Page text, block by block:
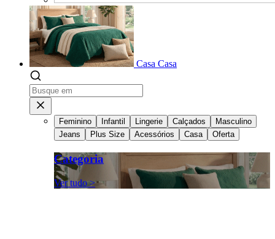
Casa Casa
Feminino Infantil Lingerie Calçados
Masculino
Jeans
Plus Size Acessórios Casa Oferta
Categoria
Ver tudo >